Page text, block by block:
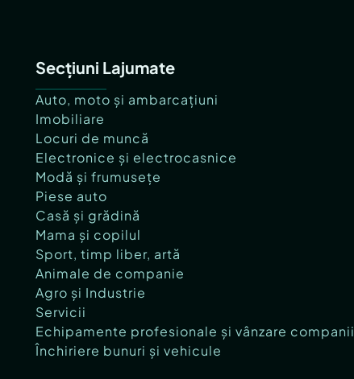
Secțiuni Lajumate
Auto, moto și ambarcațiuni
Imobiliare
Locuri de muncă
Electronice și electrocasnice
Modă și frumusețe
Piese auto
Casă și grădină
Mama și copilul
Sport, timp liber, artă
Animale de companie
Agro și Industrie
Servicii
Echipamente profesionale și vânzare companii
Închiriere bunuri și vehicule